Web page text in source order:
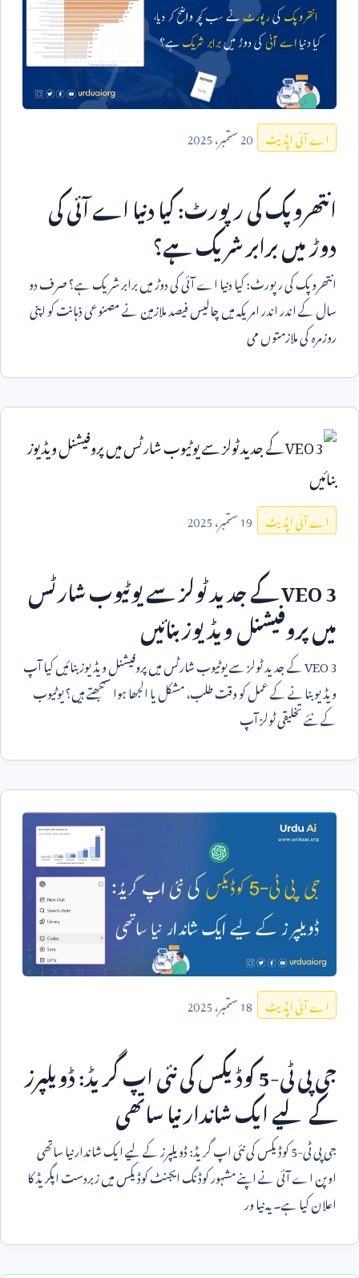
اے آئی اپڈیٹ 20ستمبر،2025
انتھروپک کی رپورٹ: کیا دنیا اے آئی کی
دوڑ میں برابر شریک ہے؟
انتھروپک کی رپورٹ: کیا دنیا اے آئی کی دوڑ میں برابر شریک ہے؟ صرف دو
سال کے اندر اندر امریکہ میں چالیس فیصد ملازمین نے مصنوعی ذہانت کو اپنی
روزمرہ کی ملازمتوں می
اے آئی اپڈیٹ 19ستمبر،2025
VEO 3کے جدید ٹولز سے یوٹیوب شارٹس
میں پروفیشنل ویڈیوز بنائیں
VEO 3
کے جدید ٹولز سے یوٹیوب شارٹس میں پروفیشنل ویڈیوز بنائیں کیا آپ
ویڈیو بنانے کے عمل کو وقت طلب، مشکل یا الجھا ہوا سمجھتے ہیں؟ یوٹیوب
کے نئے تخلیقی ٹولز آپ
اے آئی اپڈیٹ 18ستمبر،2025
جی پی ٹی-5کوڈیکس کی نئی اپ گریڈ: ڈویلپرز
کے لیے ایک شاندار نیا ساتھی
جی پی ٹی-5کوڈیکس کی نئی اپ گریڈ: ڈویلپرز کے لیے ایک شاندار نیا ساتھی
اوپن اے آئی نے اپنے مشہور کوڈنگ ایجنٹ کوڈیکس میں زبردست اپگریڈ کا
اعلان کیا ہے۔ یہ نیا ور